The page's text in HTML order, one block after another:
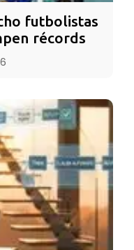
a su hija. “Cuando
¿Cómo
una zanahoria
la
futbolistas
récords